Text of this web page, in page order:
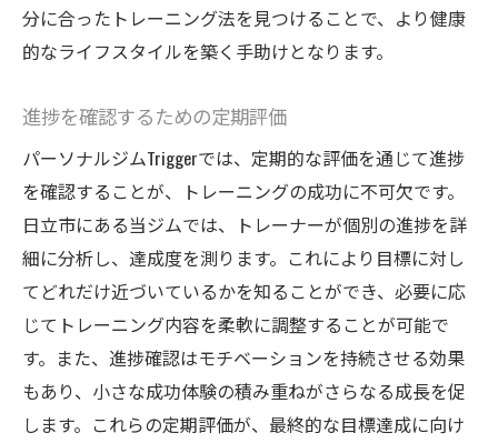
分に合ったトレーニング法を見つけることで、より健康
的なライフスタイルを築く手助けとなります。
進捗を確認するための定期評価
パーソナルジムTriggerでは、定期的な評価を通じて進捗
を確認することが、トレーニングの成功に不可欠です。
日立市にある当ジムでは、トレーナーが個別の進捗を詳
細に分析し、達成度を測ります。これにより目標に対し
てどれだけ近づいているかを知ることができ、必要に応
じてトレーニング内容を柔軟に調整することが可能で
す。また、進捗確認はモチベーションを持続させる効果
もあり、小さな成功体験の積み重ねがさらなる成長を促
します。これらの定期評価が、最終的な目標達成に向け